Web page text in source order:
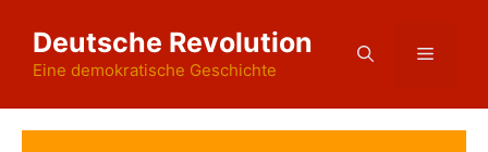
Inhalt
springen
Deutsche Revolution
Eine demokratische Geschichte
Menü